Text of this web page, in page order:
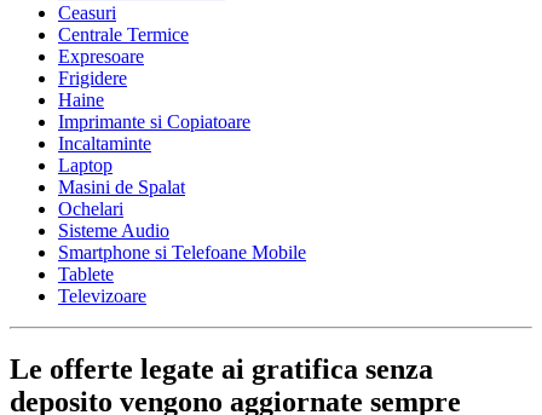
Ceasuri
Centrale Termice
Expresoare
Frigidere
Haine
Imprimante si Copiatoare
Incaltaminte
Laptop
Masini de Spalat
Ochelari
Sisteme Audio
Smartphone si Telefoane Mobile
Tablete
Televizoare
Le offerte legate ai gratifica senza
deposito vengono aggiornate sempre